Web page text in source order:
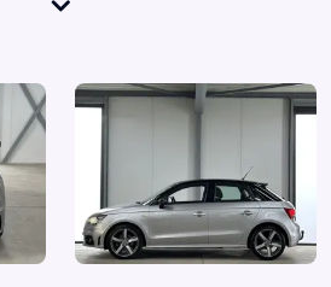
verstelbaar
met afstandsbediening
en achter